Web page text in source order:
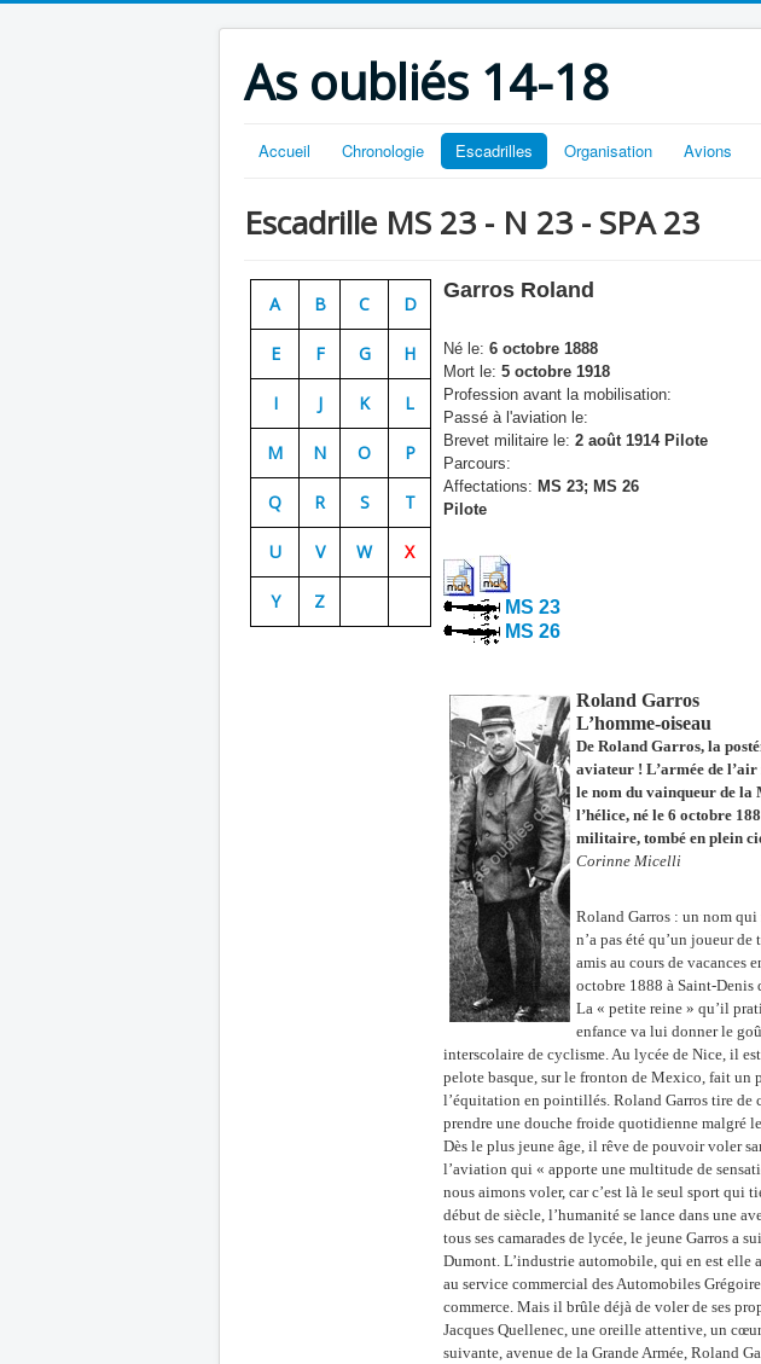
As oubliés 14-18
Accueil Chronologie Escadrilles Organisation Avions
Escadrille MS 23 - N 23 - SPA 23
A B C D
E F G H
I J K L
M N O P
Q R S T
U V W X
Y Z
Garros Roland
Né le: 6 octobre 1888
Mort le: 5 octobre 1918
Profession avant la mobilisation:
Passé à l'aviation le:
Brevet militaire le: 2 août 1914 Pilote
Parcours:
Affectations: MS 23; MS 26
Pilote
MS 23
MS 26
Roland Garros
L’homme-oiseau
De Roland Garros, la
aviateur ! L’armée de
le nom du vainqueur de
l’hélice, né le 6 octobre
militaire, tombé en plein
Corinne Micelli
Roland Garros : un nom
n’a pas été qu’un joueur
amis au cours de vacances
octobre 1888 à Saint-Denis
La « petite reine » qu’il
enfance va lui donner le
interscolaire de cyclisme. Au lycée de Nice, il
pelote basque, sur le fronton de Mexico, fait un
l’équitation en pointillés. Roland Garros tire de
prendre une douche froide quotidienne malgré
Dès le plus jeune âge, il rêve de pouvoir voler
l’aviation qui « apporte une multitude de
nous aimons voler, car c’est là le seul sport qui
début de siècle, l’humanité se lance dans une
tous ses camarades de lycée, le jeune Garros a
Dumont. L’industrie automobile, qui en est elle
au service commercial des Automobiles
commerce. Mais il brûle déjà de voler de ses
Jacques Quellenec, une oreille attentive, un
suivante, avenue de la Grande Armée, Roland